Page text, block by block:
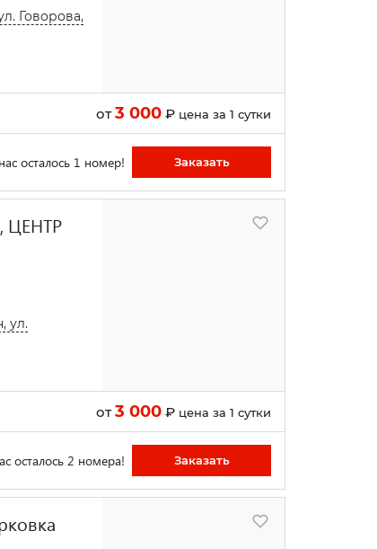
Говорова,
от3 000₽ цена за 1 сутки
осталось 1 номер! Заказать
ЦЕНТР
ул.
от3 000₽ цена за 1 сутки
осталось 2 номера! Заказать